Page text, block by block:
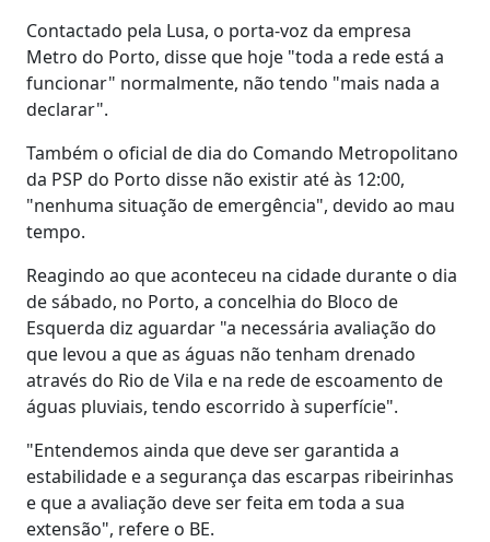
Contactado pela Lusa, o porta-voz da empresa
Metro do Porto, disse que hoje "toda a rede está a
funcionar" normalmente, não tendo "mais nada a
declarar".
Também o oficial de dia do Comando Metropolitano
da PSP do Porto disse não existir até às 12:00,
"nenhuma situação de emergência", devido ao mau
tempo.
Reagindo ao que aconteceu na cidade durante o dia
de sábado, no Porto, a concelhia do Bloco de
Esquerda diz aguardar "a necessária avaliação do
que levou a que as águas não tenham drenado
através do Rio de Vila e na rede de escoamento de
águas pluviais, tendo escorrido à superfície".
"Entendemos ainda que deve ser garantida a
estabilidade e a segurança das escarpas ribeirinhas
e que a avaliação deve ser feita em toda a sua
extensão", refere o BE.